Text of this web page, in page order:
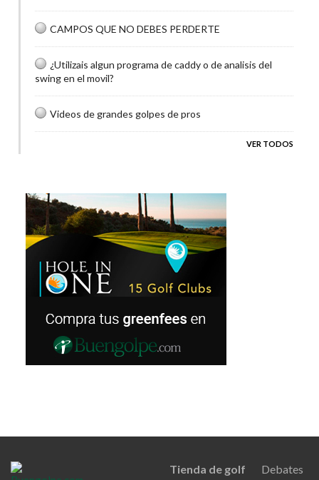
CAMPOS QUE NO DEBES PERDERTE
¿Utilizais algun programa de caddy o de analisis del
swing en el movil?
Videos de grandes golpes de pros
VER TODOS
Tienda de golf
Debates